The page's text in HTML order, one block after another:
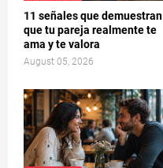
11 señales que demuestran
que tu pareja realmente te
ama y te valora
August 05, 2026